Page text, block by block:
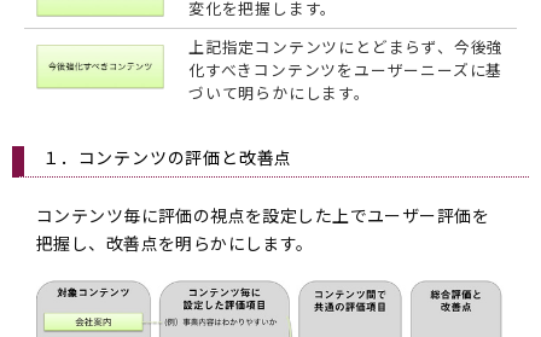
変化を把握します。
上記指定コンテンツにとどまらず、今後強
化すべきコンテンツをユーザーニーズに基
づいて明らかにします。
１．コンテンツの評価と改善点
コンテンツ毎に評価の視点を設定した上でユーザー評価を
把握し、改善点を明らかにします。